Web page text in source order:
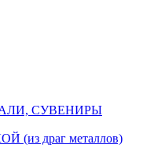
СУВЕНИРЫ
драг металлов)